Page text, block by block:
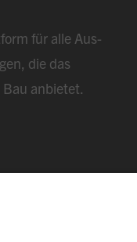
für alle Aus-
die das
anbietet.